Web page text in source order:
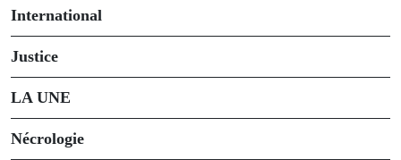
International
Justice
LA UNE
Nécrologie